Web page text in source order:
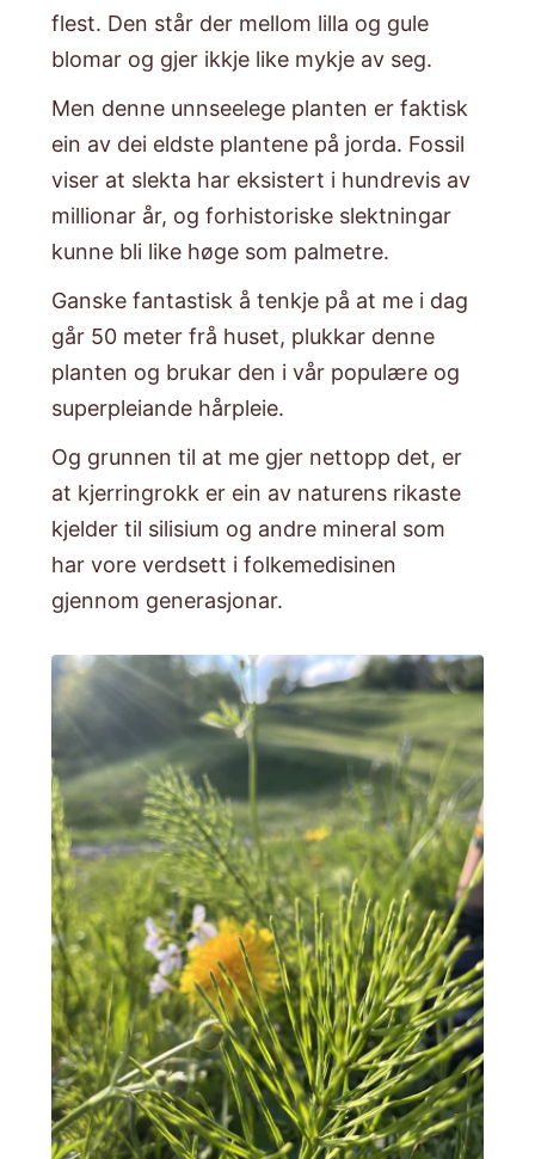
flest. Den står der mellom lilla og gule
blomar og gjer ikkje like mykje av seg.
Men denne unnseelege planten er faktisk
ein av dei eldste plantene på jorda. Fossil
viser at slekta har eksistert i hundrevis av
millionar år, og forhistoriske slektningar
kunne bli like høge som palmetre.
​Ganske fantastisk å tenkje på at me i dag
går 50 meter frå huset, plukkar denne
planten og brukar den i vår populære og
superpleiande hårpleie.
​Og grunnen til at me gjer nettopp det, er
at kjerringrokk er ein av naturens rikaste
kjelder til silisium og andre mineral som
har vore verdsett i folkemedisinen
gjennom generasjonar.